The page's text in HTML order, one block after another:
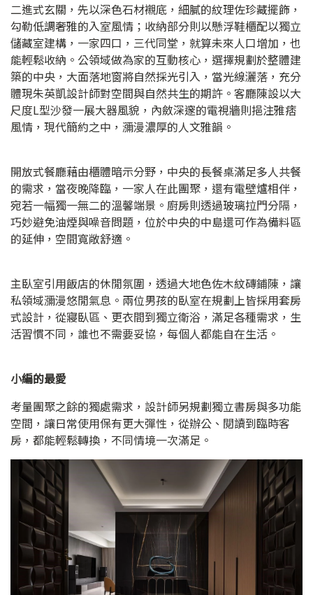
二進式玄關，先以深色石材襯底，細膩的紋理佐珍藏擺飾，
勾勒低調奢雅的入室風情；收納部分則以懸浮鞋櫃配以獨立
儲藏室建構，一家四口，三代同堂，就算未來人口增加，也
能輕鬆收納。公領域做為家的互動核心，選擇規劃於整體建
築的中央，大面落地窗將自然採光引入，當光線灑落，充分
體現朱英凱設計師對空間與自然共生的期許。客廳陳設以大
尺度L型沙發一展大器風貌，內斂深邃的電視牆則挹注雅痞
風情，現代簡約之中，瀰漫濃厚的人文雅韻。
開放式餐廳藉由櫃體暗示分野，中央的長餐桌滿足多人共餐
的需求，當夜晚降臨，一家人在此團聚，還有電壁爐相伴，
宛若一幅獨一無二的溫馨端景。廚房則透過玻璃拉門分隔，
巧妙避免油煙與噪音問題，位於中央的中島還可作為備料區
的延伸，空間寬敞舒適。
主臥室引用飯店的休閒氛圍，透過大地色佐木紋磚鋪陳，讓
私領域瀰漫悠閒氣息。兩位男孩的臥室在規劃上皆採用套房
式設計，從寢臥區、更衣間到獨立衛浴，滿足各種需求，生
活習慣不同，誰也不需要妥協，每個人都能自在生活。
小編的最愛
考量團聚之餘的獨處需求，設計師另規劃獨立書房與多功能
空間，讓日常使用保有更大彈性，從辦公、閱讀到臨時客
房，都能輕鬆轉換，不同情境一次滿足。